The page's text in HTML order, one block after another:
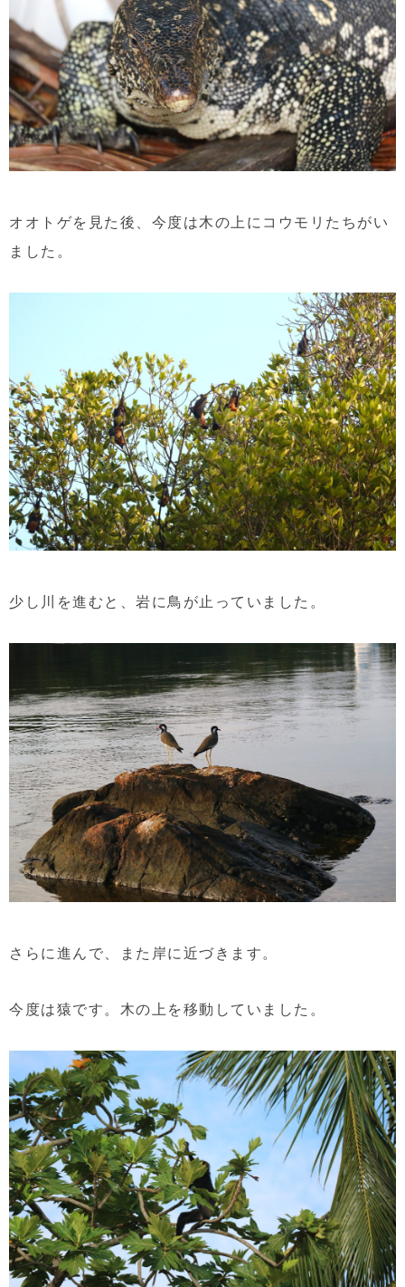
オオトゲを見た後、今度は木の上にコウモリたちがい
ました。
少し川を進むと、岩に鳥が止っていました。
さらに進んで、また岸に近づきます。
今度は猿です。木の上を移動していました。